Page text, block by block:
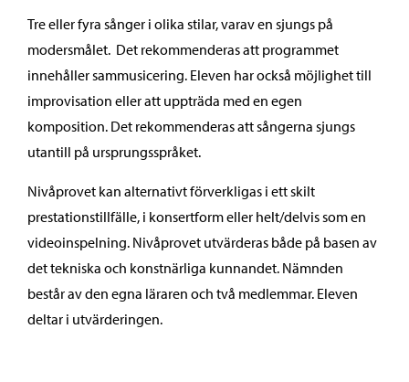
Tre eller fyra sånger i olika stilar, varav en sjungs på
modersmålet. Det rekommenderas att programmet
innehåller sammusicering. Eleven har också möjlighet till
improvisation eller att uppträda med en egen
komposition. Det rekommenderas att sångerna sjungs
utantill på ursprungsspråket.
Nivåprovet kan alternativt förverkligas i ett skilt
prestationstillfälle, i konsertform eller helt/delvis som en
videoinspelning. Nivåprovet utvärderas både på basen av
det tekniska och konstnärliga kunnandet. Nämnden
består av den egna läraren och två medlemmar. Eleven
deltar i utvärderingen.